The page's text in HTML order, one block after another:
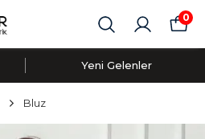
0
Yeni Gelenler
Bluz